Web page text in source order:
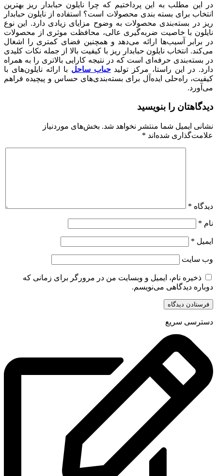
در این مطلب به این پرداختیم که چرا نایلون حبابدار ریز بهترین
انتخاب برای بسته ‌بندی محصولات است؟ استفاده از نایلون حبابدار
ریز در بسته‌بندی محصولات به وضوح مزایای زیادی دارد. این نوع
نایلون با خاصیت ضربه‌گیری عالی، محافظت موثری از محصولات
در برابر آسیب‌ها ارائه می‌دهد و همچنین فضای کمتری را اشغال
می‌کند. انتخاب نایلون حبابدار ریز با کیفیت بالا از جمله نکات کلیدی
در بسته‌بندی حرفه‌ای است که در نتیجه کارایی بالاتری را به همراه
دارد. در این راستا، مرکز تولیدحباب ساحل با ارائه نایلون‌های با
کیفیت، راه‌حلی ایده‌آل برای بسته‌بندی‌های حساس و پیچیده فراهم
می‌آورد.
دیدگاهتان را بنویسید
نشانی ایمیل شما منتشر نخواهد شد. بخش‌های موردنیاز
علامت‌گذاری شده‌اند *
دیدگاه *
نام *
ایمیل *
وب‌ سایت
ذخیره نام، ایمیل و وبسایت من در مرورگر برای زمانی که
دوباره دیدگاهی می‌نویسم.
دسترسی سریع